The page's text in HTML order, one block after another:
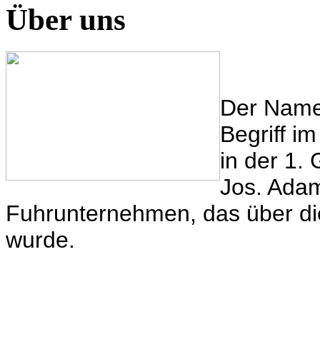
Über uns
Der
Begriff
in der 1.
Jos.
Fuhrunternehmen, das über
wurde.